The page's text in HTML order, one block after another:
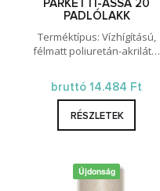
PARKETTI-ASSA 20
PADLÓLAKK
Terméktípus: Vízhígítású,
félmatt poliuretán-akrilát…
bruttó 14.484 Ft
RÉSZLETEK
Újdonság